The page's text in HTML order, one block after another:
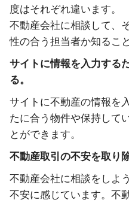
度はそれぞれ違います。
不動産会社に相談して、
性の合う担当者か知るこ
サイトに情報を入力する
る。
サイトに不動産の情報を
たに合う物件や保持して
とができます。
不動産取引の不安を取り
不動産会社に相談をしよ
不安に感じています。不